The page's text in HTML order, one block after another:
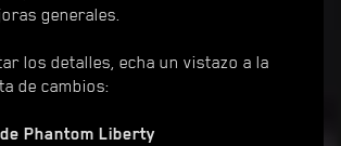
generales.
los detalles, echa un vistazo a la
de cambios:
Phantom Liberty